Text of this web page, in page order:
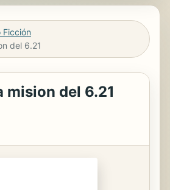
Ficción
del 6.21
mision del 6.21